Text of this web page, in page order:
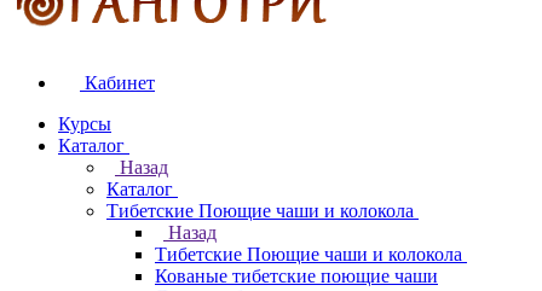
Кабинет
Курсы
Каталог
Назад
Каталог
Тибетские Поющие чаши и колокола
Назад
Тибетские Поющие чаши и колокола
Кованые тибетские поющие чаши